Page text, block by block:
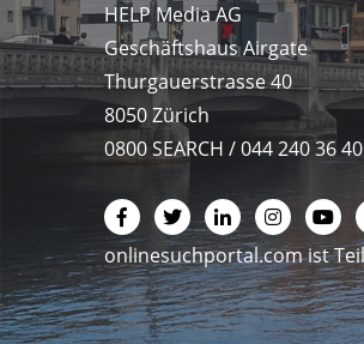
HELP Media AG
Geschäftshaus Airgate
Thurgauerstrasse 40
8050 Zürich
0800 SEARCH / 044 240 36 40
onlinesuchportal.com ist